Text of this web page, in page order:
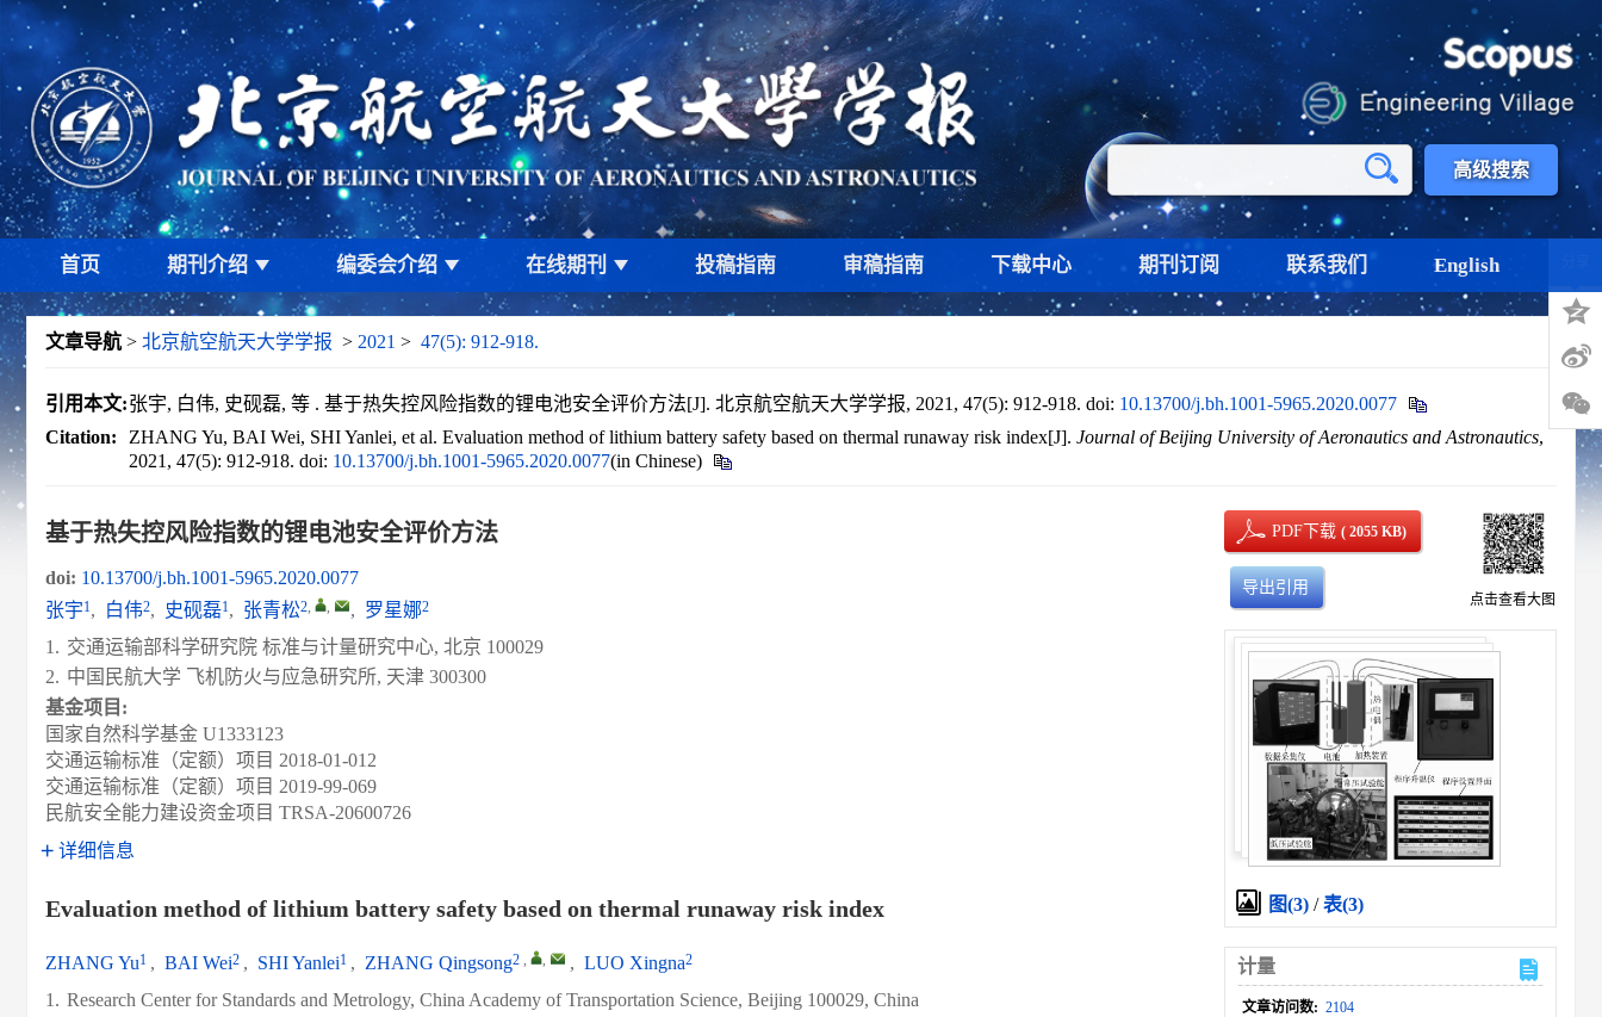
高级搜索
首页 期刊介绍 编委会介绍 在线期刊 投稿指南 审稿指南 下载中心 期刊订阅 联系我们 English
文章导航 > 北京航空航天大学学报 > 2021 > 47(5): 912-918.
引用本文:张宇, 白伟, 史砚磊, 等 . 基于热失控风险指数的锂电池安全评价方法[J]. 北京航空航天大学学报, 2021, 47(5): 912-918. doi: 10.13700/j.bh.1001-5965.2020.0077
Citation:
ZHANG Yu, BAI Wei, SHI Yanlei, et al. Evaluation method of lithium battery safety based on thermal runaway risk index[J]. Journal of Beijing University of Aeronautics and Astronautics,
2021, 47(5): 912-918. doi: 10.13700/j.bh.1001-5965.2020.0077(in Chinese)
基于热失控风险指数的锂电池安全评价方法
doi: 10.13700/j.bh.1001-5965.2020.0077
张宇1, 白伟2, 史砚磊1, 张青松2, , , 罗星娜2
1. 交通运输部科学研究院 标准与计量研究中心, 北京 100029
2. 中国民航大学 飞机防火与应急研究所, 天津 300300
基金项目:
国家自然科学基金 U1333123
交通运输标准（定额）项目 2018-01-012
交通运输标准（定额）项目 2019-99-069
民航安全能力建设资金项目 TRSA-20600726
详细信息
Evaluation method of lithium battery safety based on thermal runaway risk index
ZHANG Yu1 , BAI Wei2 , SHI Yanlei1 , ZHANG Qingsong2 , , , LUO Xingna2
1. Research Center for Standards and Metrology, China Academy of Transportation Science, Beijing 100029, China
PDF下载( 2055 KB)
导出引用
点击查看大图
图(3) /表(3)
计量
文章访问数: 2104